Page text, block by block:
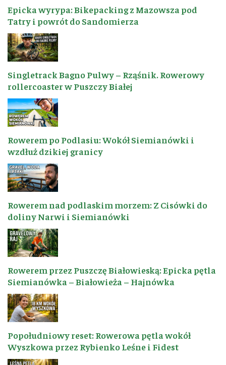
Epicka wyrypa: Bikepacking z Mazowsza pod
Tatry i powrót do Sandomierza
Singletrack Bagno Pulwy – Rząśnik. Rowerowy
rollercoaster w Puszczy Białej
Rowerem po Podlasiu: Wokół Siemianówki i
wzdłuż dzikiej granicy
Rowerem nad podlaskim morzem: Z Cisówki do
doliny Narwi i Siemianówki
Rowerem przez Puszczę Białowieską: Epicka pętla
Siemianówka – Białowieża – Hajnówka
Popołudniowy reset: Rowerowa pętla wokół
Wyszkowa przez Rybienko Leśne i Fidest